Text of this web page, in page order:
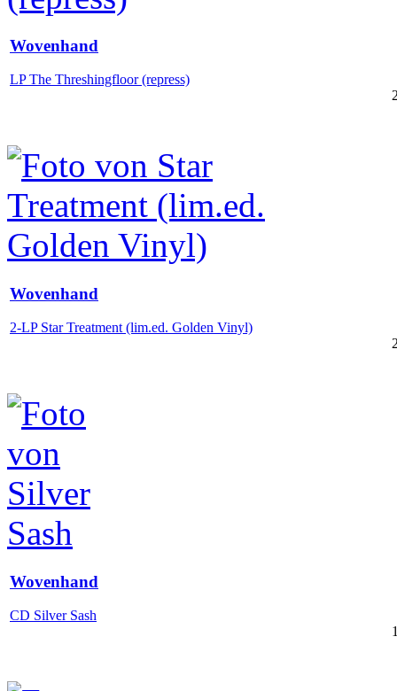
Wovenhand
LP The Threshingfloor (repress)
Wovenhand
2-LP Star Treatment (lim.ed. Golden Vinyl)
Wovenhand
CD Silver Sash